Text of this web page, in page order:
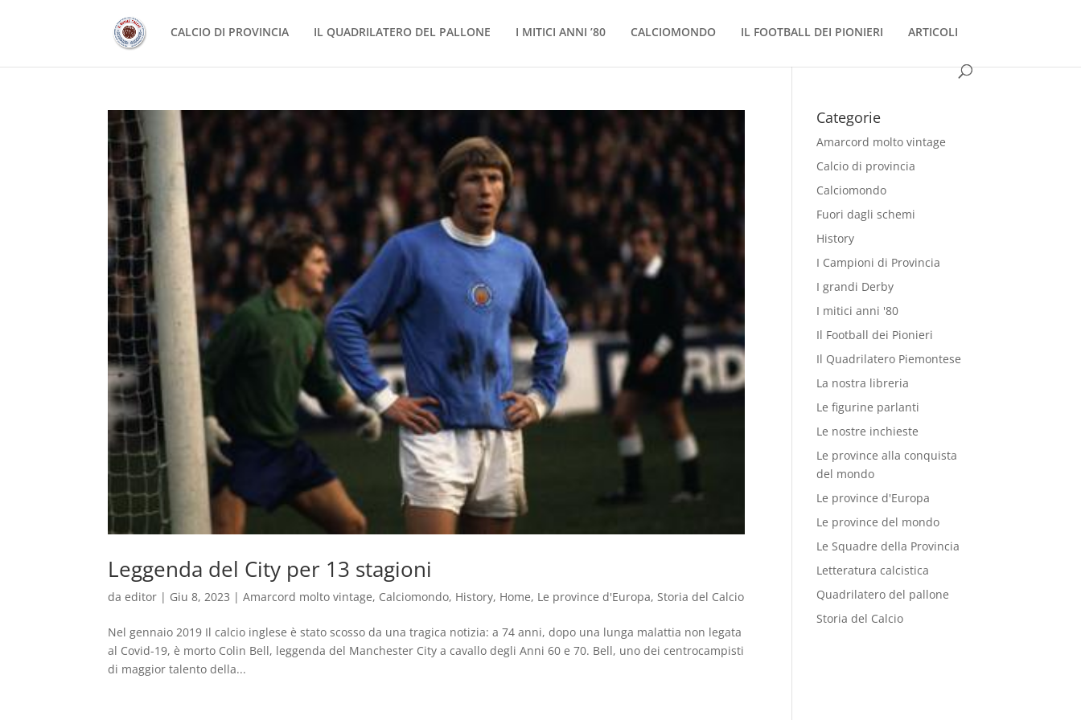
CALCIO DI PROVINCIA IL QUADRILATERO DEL PALLONE I MITICI ANNI ’80 CALCIOMONDO IL FOOTBALL DEI PIONIERI ARTICOLI
Leggenda del City per 13 stagioni
daeditor | Giu 8, 2023 |Amarcord molto vintage, Calciomondo, History, Home, Le province d'Europa,Storia del Calcio
Nel gennaio 2019 Il calcio inglese è stato scosso da una tragica notizia: a 74 anni, dopo una lunga malattia non legata
al Covid-19, è morto Colin Bell, leggenda del Manchester City a cavallo degli Anni 60 e 70. Bell, uno dei centrocampisti
di maggior talento della...
Categorie
Amarcord molto vintage
Calcio di provincia
Calciomondo
Fuori dagli schemi
History
I Campioni di Provincia
I grandi Derby
I mitici anni '80
Il Football dei Pionieri
Il Quadrilatero Piemontese
La nostra libreria
Le figurine parlanti
Le nostre inchieste
Le province alla conquista
del mondo
Le province d'Europa
Le province del mondo
Le Squadre della Provincia
Letteratura calcistica
Quadrilatero del pallone
Storia del Calcio